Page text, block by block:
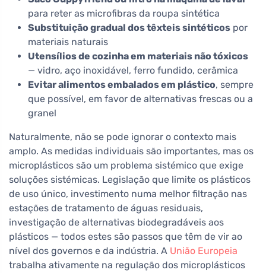
para reter as microfibras da roupa sintética
Substituição gradual dos têxteis sintéticos por
materiais naturais
Utensílios de cozinha em materiais não tóxicos
— vidro, aço inoxidável, ferro fundido, cerâmica
Evitar alimentos embalados em plástico, sempre
que possível, em favor de alternativas frescas ou a
granel
Naturalmente, não se pode ignorar o contexto mais
amplo. As medidas individuais são importantes, mas os
microplásticos são um problema sistémico que exige
soluções sistémicas. Legislação que limite os plásticos
de uso único, investimento numa melhor filtração nas
estações de tratamento de águas residuais,
investigação de alternativas biodegradáveis aos
plásticos — todos estes são passos que têm de vir ao
nível dos governos e da indústria. A União Europeia
trabalha ativamente na regulação dos microplásticos